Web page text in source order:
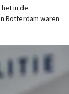
het in de
Rotterdam waren